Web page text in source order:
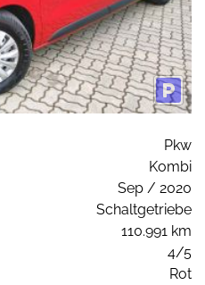
Pkw
Kombi
Sep / 2020
Schaltgetriebe
110.991 km
4/5
Rot